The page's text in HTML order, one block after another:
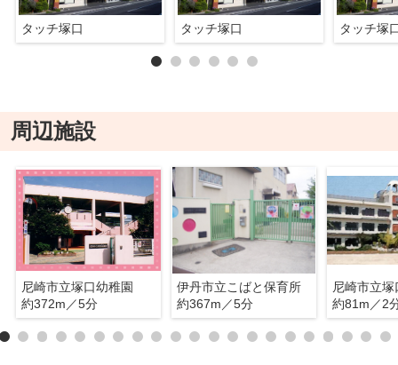
タッチ塚口 タッチ塚口 タッチ塚
周辺施設
尼崎市立塚口幼稚園
約372m／5分
伊丹市立こばと保育所
約367m／5分
尼崎市立塚
約81m／2